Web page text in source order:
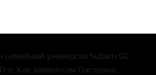
семейный универсал Subaru GL
е. Как заявил сам Пастрана,